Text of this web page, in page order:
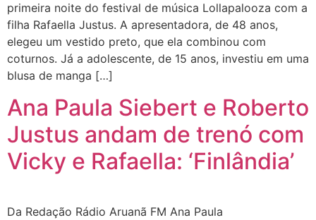
primeira noite do festival de música Lollapalooza com a
filha Rafaella Justus. A apresentadora, de 48 anos,
elegeu um vestido preto, que ela combinou com
coturnos. Já a adolescente, de 15 anos, investiu em uma
blusa de manga […]
Ana Paula Siebert e Roberto
Justus andam de trenó com
Vicky e Rafaella: ‘Finlândia’
Da Redação Rádio Aruanã FM Ana Paula